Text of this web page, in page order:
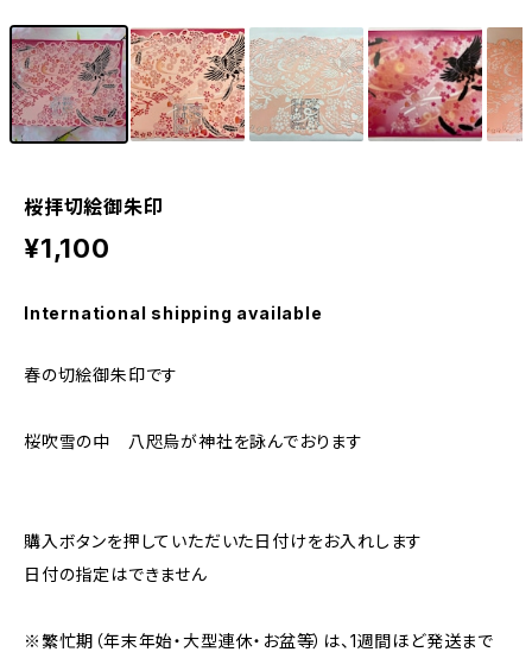
桜拝切絵御朱印
¥1,100
International shipping available
春の切絵御朱印です
桜吹雪の中 八咫烏が神社を詠んでおります
購入ボタンを押していただいた日付けをお入れします
日付の指定はできません
※繁忙期（年末年始・大型連休・お盆等）は、1週間ほど発送まで